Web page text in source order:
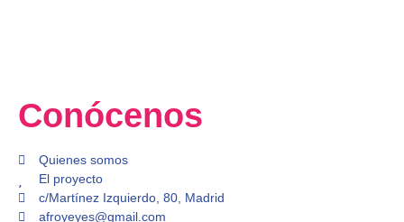
Conócenos
Quienes somos
El proyecto
c/Martínez Izquierdo, 80, Madrid
afroyeyes@gmail.com